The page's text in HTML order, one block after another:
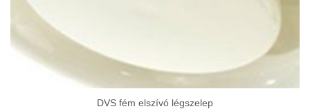
DVS fém elszívó légszelep